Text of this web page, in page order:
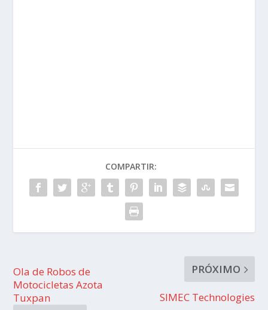
COMPARTIR:
Ola de Robos de
Motocicletas Azota
Tuxpan
PRÓXIMO
SIMEC Technologies